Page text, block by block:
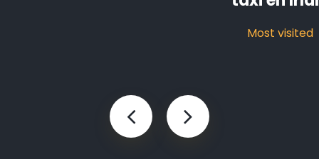
Infos pratiques à savoir sur les navettes d’aéroport
transports en commun.
Nous proposons différents types de voitures bien
Most visited